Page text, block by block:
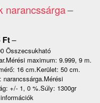
narancssárga–
Ft–
Összecsukható
maximum: 9.999, 9 m.
16 cm.Kerület: 50 cm.
narancssárga.Mérési
+/- 1, 0 %.Súly: 1300gr